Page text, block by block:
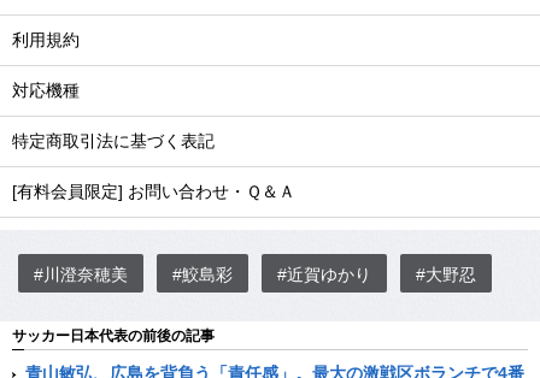
利用規約
対応機種
特定商取引法に基づく表記
[有料会員限定] お問い合わせ・Ｑ＆Ａ
#川澄奈穂美 #鮫島彩 #近賀ゆかり #大野忍
サッカー日本代表の前後の記事
青山敏弘、広島を背負う「責任感」。最大の激戦区ボランチで4番